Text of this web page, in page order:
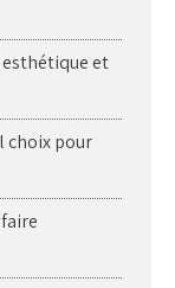
et
choix pour